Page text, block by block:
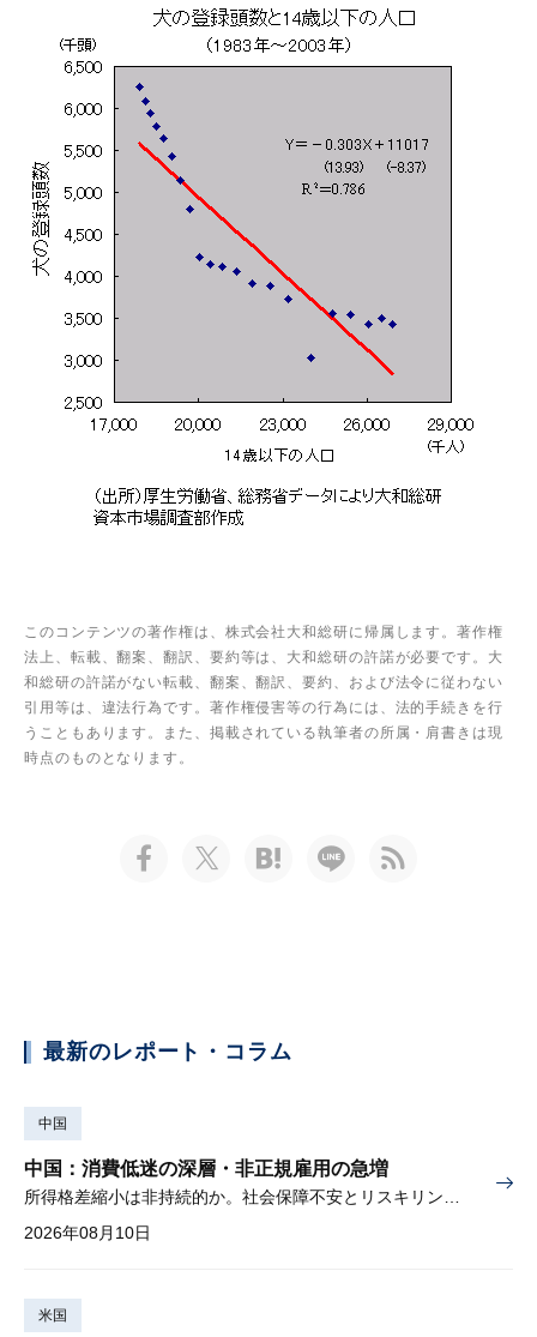
このコンテンツの著作権は、株式会社大和総研に帰属します。著作権
法上、転載、翻案、翻訳、要約等は、大和総研の許諾が必要です。大
和総研の許諾がない転載、翻案、翻訳、要約、および法令に従わない
引用等は、違法行為です。著作権侵害等の行為には、法的手続きを行
うこともあります。また、掲載されている執筆者の所属・肩書きは現
時点のものとなります。
最新のレポート・コラム
中国
中国：消費低迷の深層・非正規雇用の急増
2026年08月10日
米国